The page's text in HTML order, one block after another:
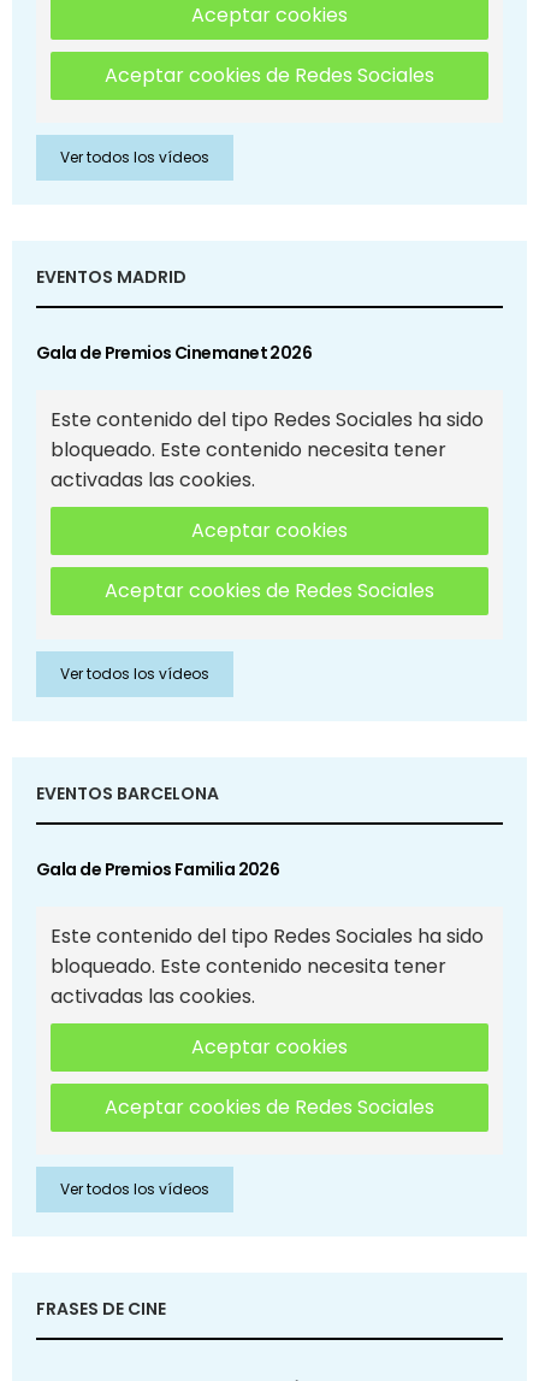
Aceptar cookies
Aceptar cookies de Redes Sociales
Ver todos los vídeos
EVENTOS MADRID
Gala de Premios Cinemanet 2026
Este contenido del tipo Redes Sociales ha sido
bloqueado. Este contenido necesita tener
activadas las cookies.
Aceptar cookies
Aceptar cookies de Redes Sociales
Ver todos los vídeos
EVENTOS BARCELONA
Gala de Premios Familia 2026
Este contenido del tipo Redes Sociales ha sido
bloqueado. Este contenido necesita tener
activadas las cookies.
Aceptar cookies
Aceptar cookies de Redes Sociales
Ver todos los vídeos
FRASES DE CINE